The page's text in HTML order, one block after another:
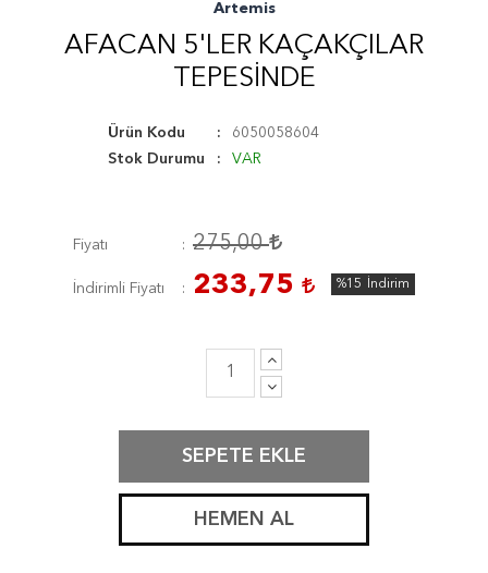
Artemis
AFACAN 5'LER KAÇAKÇILAR
TEPESINDE
Ürün Kodu
6050058604
Stok Durumu
VAR
Fiyatı 275,00
İndirimli Fiyatı 233,75 %15 İndirim
SEPETE EKLE
HEMEN AL